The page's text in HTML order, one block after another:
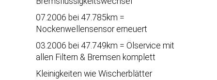
07.2006 bei 47.785km =
Nockenwellensensor erneuert
03.2006 bei 47.749km = Ölservice mit
allen Filtern & Bremsen komplett
Kleinigkeiten wie Wischerblätter